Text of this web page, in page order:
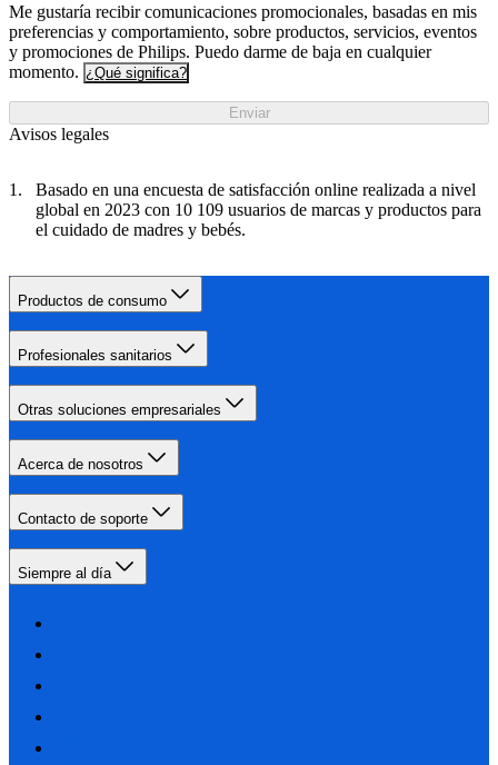
Me gustaría recibir comunicaciones promocionales, basadas en mis
preferencias y comportamiento, sobre productos, servicios, eventos
y promociones de Philips. Puedo darme de baja en cualquier
momento. ¿Qué significa?
Enviar
Avisos legales
Basado en una encuesta de satisfacción online realizada a nivel
global en 2023 con 10 109 usuarios de marcas y productos para
el cuidado de madres y bebés.
Productos de consumo
Profesionales sanitarios
Otras soluciones empresariales
Acerca de nosotros
Contacto de soporte
Siempre al día